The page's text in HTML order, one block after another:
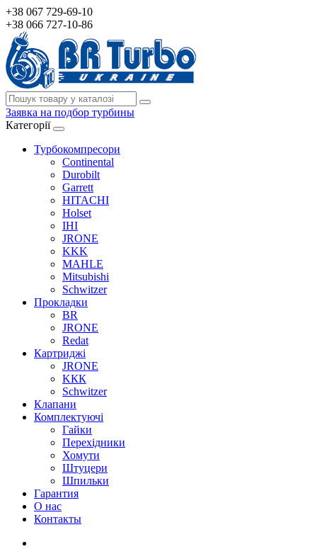
+38 067 729-69-10
+38 066 727-10-86
Заявка на подбор турбины
Категорії
Турбокомпресори
Continental
Durobilt
Garrett
HITACHI
Holset
IHI
JRONE
KKK
MAHLE
Mitsubishi
Schwitzer
Прокладки
BR
JRONE
Redat
Картриджі
JRONE
KКК
Schwitzer
Клапани
Комплектуючі
Гайки
Перехідники
Хомути
Штуцери
Шпильки
Гарантия
О нас
Контакты